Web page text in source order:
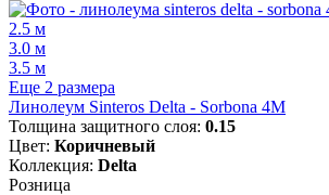
2.5 м
3.0 м
3.5 м
Еще 2 размера
Линолеум Sinteros Delta - Sorbona 4M
Толщина защитного слоя: 0.15
Цвет: Коричневый
Коллекция: Delta
Розница